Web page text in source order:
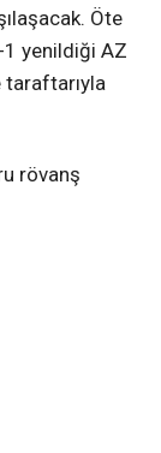
Öte
yenildiği AZ
taraftarıyla
rövanş